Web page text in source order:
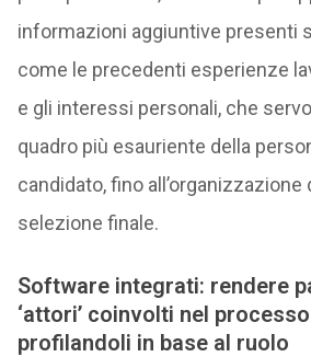
informazioni aggiuntive presenti
come le precedenti esperienze
e gli interessi personali, che
quadro più esauriente della
candidato, fino all’organizzazione
selezione finale.
Software integrati: rendere
‘attori’ coinvolti nel
profilandoli in base al ruolo